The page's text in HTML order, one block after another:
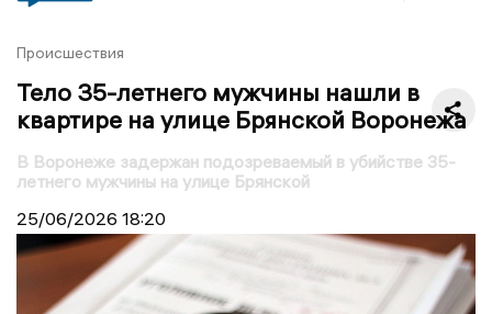
Происшествия
Тело 35-летнего мужчины нашли в
квартире на улице Брянской Воронежа
В Воронеже задержан подозреваемый в убийстве 35-
летнего мужчины на улице Брянской
25/06/2026 18:20